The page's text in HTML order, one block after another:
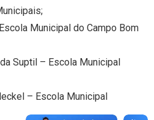
Municipal do Campo Bom
Suptil – Escola Municipal
– Escola Municipal